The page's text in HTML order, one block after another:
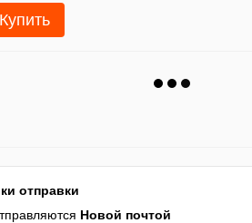
Купить
отправки
Новой почтой